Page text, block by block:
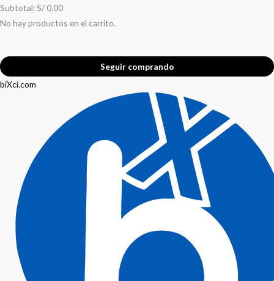
Subtotal:S/ 0.00
No hay productos en el carrito.
Seguir comprando
biXci.com